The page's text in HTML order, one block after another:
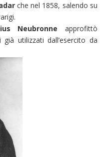
che nel 1858, salendo su
Neubronne approfittò
già utilizzati dall’esercito da